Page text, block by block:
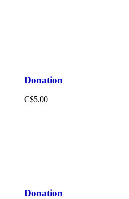
Donation
C$5.00
Donation